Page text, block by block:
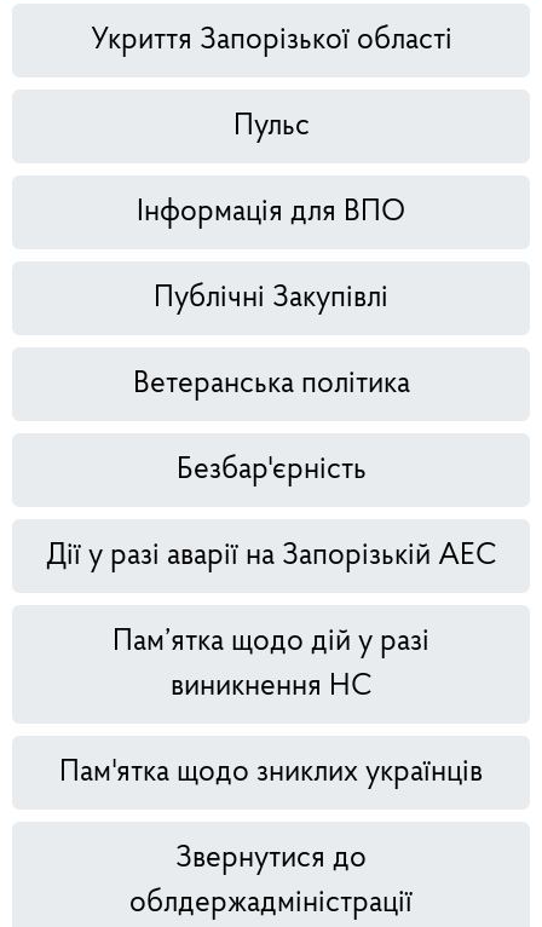
Укриття Запорізької області
Пульс
Інформація для ВПО
Публічні Закупівлі
Ветеранська політика
Безбар'єрність
Дії у разі аварії на Запорізькій АЕС
Пам’ятка щодо дій у разі
виникнення НС
Пам'ятка щодо зниклих українців
Звернутися до
облдержадміністрації